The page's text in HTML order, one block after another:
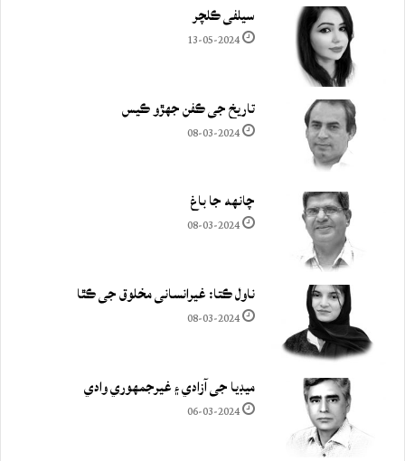
سيلفي ڪلچر
13-05-2024
تاريخ جي ڪفن جھڙو ڪيس
08-03-2024
چانهه جا باغ
08-03-2024
ناول ڪتا: غيرانساني مخلوق جي ڪٿا
08-03-2024
ميڊيا جي آزادي ۽ غيرجمھوري وادي
06-03-2024